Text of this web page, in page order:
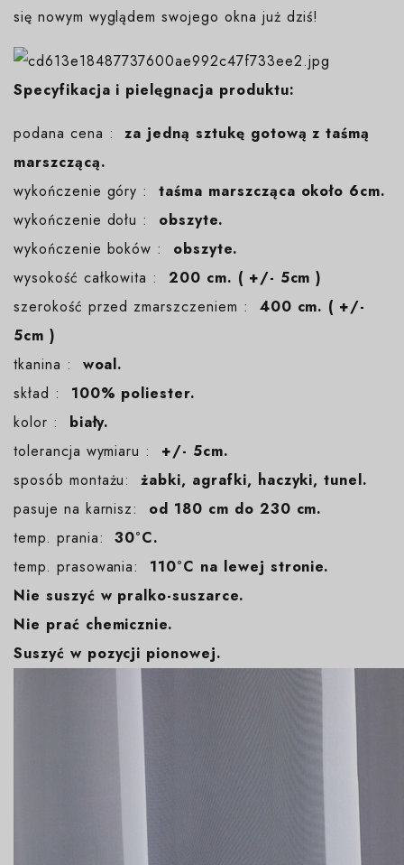
się nowym wyglądem swojego okna już dziś!
Specyfikacja i pielęgnacja produktu:
podana cena :za jedną sztukę gotową z taśmą
marszczącą.
wykończenie góry :taśma marszcząca około 6cm.
wykończenie dołu : obszyte.
wykończenie boków : obszyte.
wysokość całkowita :200 cm. ( +/- 5cm )
szerokość przed zmarszczeniem : 400 cm. ( +/-
5cm )
tkanina : woal.
skład : 100% poliester.
kolor : biały.
tolerancja wymiaru :
+/- 5cm.
sposób montażu:żabki, agrafki, haczyki, tunel.
pasuje na karnisz: od 180 cm do 230 cm.
temp. prania:30°C.
temp. prasowania: 110°C na lewej stronie.
Nie suszyć w pralko-suszarce.
Nie prać chemicznie.
Suszyć w pozycji pionowej.